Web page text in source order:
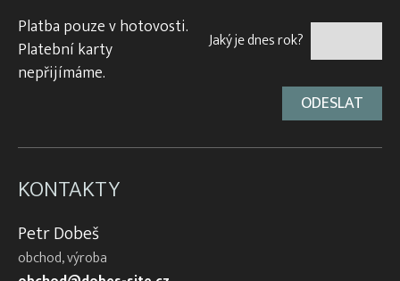
Platba pouze v hotovosti.
Platební karty
nepřijímáme.
Jaký je dnes rok?
KONTAKTY
Petr Dobeš
obchod, výroba